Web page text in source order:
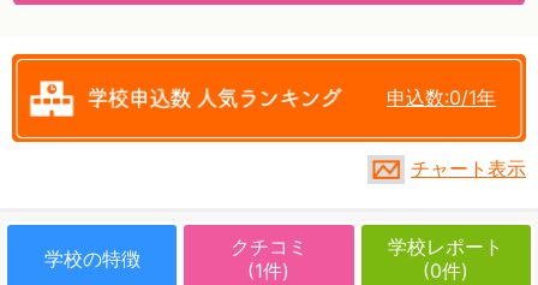
申込数:0/1年
チャート表示
学校の特徴
クチコミ
(1件)
学校レポート
(0件)